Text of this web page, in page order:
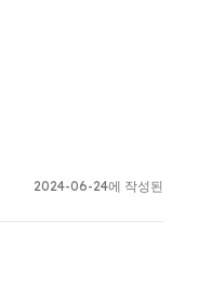
2024-06-24에 작성된